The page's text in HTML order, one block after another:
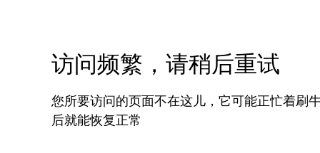
访问频繁，请稍后重试
您所要访问的页面不在这儿，它可能正忙着刷
后就能恢复正常